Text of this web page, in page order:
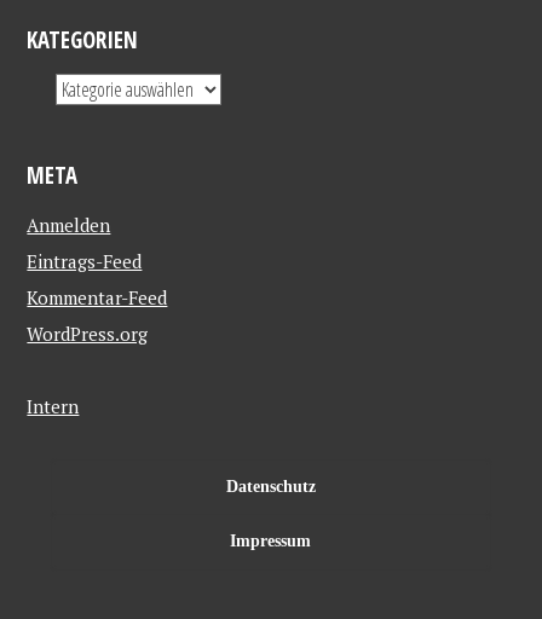
KATEGORIEN
META
Anmelden
Eintrags-Feed
Kommentar-Feed
WordPress.org
Intern
Datenschutz
Impressum